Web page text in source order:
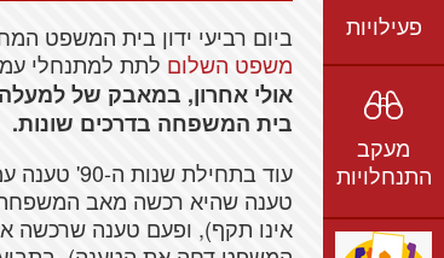
חזון ועמדות
אמיל גרינצווייג
שקיפות
פעילויות
ברשת
בתקשורת
וידאו
מעקב
התנחלויות
נתונים
ביום רביעי ידון בית המשפט
משפט השלום לתת למתנחלי
אולי אחרון, במאבק של
בית המשפחה בדרכים שונות.
עוד
טענה שהיא רכשה מאב
אינו תקף), ופעם טענה